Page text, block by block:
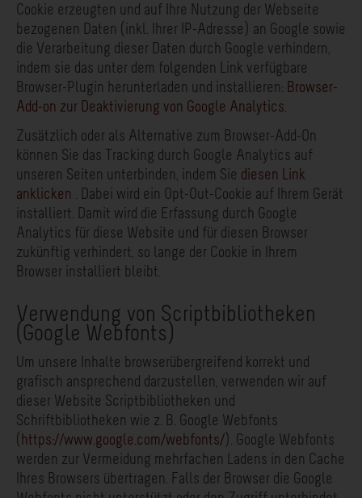
Cookie erzeugten und auf Ihre Nutzung der Webseite
bezogenen Daten (inkl. Ihrer IP-Adresse) an Google sowie
die Verarbeitung dieser Daten durch Google verhindern,
indem sie das unter dem folgenden Link verfügbare
Browser-Plugin herunterladen und installieren: Browser-
Add-on zur Deaktivierung von Google Analytics.
Zusätzlich oder als Alternative zum Browser-Add-On
können Sie das Tracking durch Google Analytics auf
unseren Seiten unterbinden, indem Sie diesen Link
anklicken . Dabei wird ein Opt-Out-Cookie auf Ihrem Gerät
installiert. Damit wird die Erfassung durch Google
Analytics für diese Website und für diesen Browser
zukünftig verhindert, so lange der Cookie in Ihrem
Browser installiert bleibt.
Verwendung von Scriptbibliotheken
(Google Webfonts)
Um unsere Inhalte browserübergreifend korrekt und
grafisch ansprechend darzustellen, verwenden wir auf
dieser Website Scriptbibliotheken und
Schriftbibliotheken wie z. B. Google Webfonts
( https://www.google.com/webfonts/ ). Google Webfonts
werden zur Vermeidung mehrfachen Ladens in den Cache
Ihres Browsers übertragen. Falls der Browser die Google